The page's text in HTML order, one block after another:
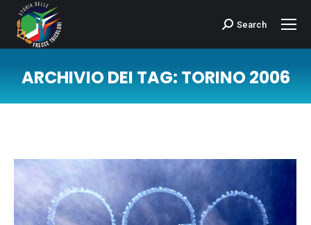
Cerca:Search
ARCHIVIO DEI TAG:TORINO 2006